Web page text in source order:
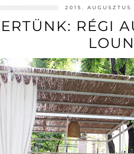
2015.
RÉGI